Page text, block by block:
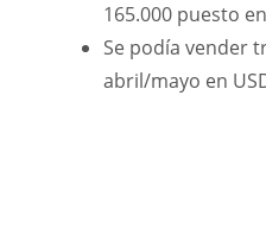
165.000 puesto
Se podía vender
abril/mayo en